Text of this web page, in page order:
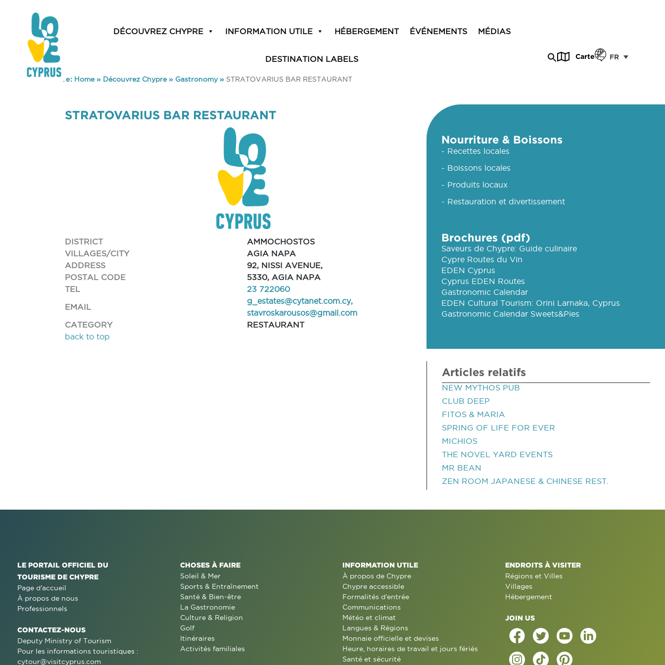
DÉCOUVREZ CHYPRE INFORMATION UTILE HÉBERGEMENT ÉVÉNEMENTS MÉDIAS
DESTINATION LABELS Carte FR
You are here: Home» Découvrez Chypre» Gastronomy» STRATOVARIUS BAR RESTAURANT
STRATOVARIUS BAR RESTAURANT
DISTRICT
AMMOCHOSTOS
VILLAGES/CITY
AGIA NAPA
ADDRESS
92, NISSI AVENUE,
POSTAL CODE
5330, AGIA NAPA
TEL
23 722060
EMAIL
g_estates@cytanet.com.cy,
stavroskarousos@gmail.com
CATEGORY
RESTAURANT
back to top
Nourriture & Boissons
- Recettes locales
- Boissons locales
- Produits locaux
- Restauration et divertissement
Brochures (pdf)
Saveurs de Chypre: Guide culinaire
Cypre Routes du Vin
EDEN Cyprus
Cyprus EDEN Routes
Gastronomic Calendar
EDEN Cultural Tourism: Orini Larnaka, Cyprus
Gastronomic Calendar Sweets&Pies
Articles relatifs
NEW MYTHOS PUB
CLUB DEEP
FITOS & MARIA
SPRING OF LIFE FOR EVER
MICHIOS
THE NOVEL YARD EVENTS
MR BEAN
ZEN ROOM JAPANESE & CHINESE REST.
LE PORTAIL OFFICIEL DU
TOURISME DE CHYPRE
Page d'accueil
À propos de nous
Professionnels
CONTACTEZ-NOUS
Deputy Ministry of Tourism
Pour les informations touristiques :
cytour@visitcyprus.com
CHOSES À FAIRE
Soleil & Mer
Sports & Entraînement
Santé & Bien-être
La Gastronomie
Culture & Religion
Golf
Itinéraires
Activités familiales
INFORMATION UTILE
À propos de Chypre
Chypre accessible
Formalités d'entrée
Communications
Météo et climat
Langues & Régions
Monnaie officielle et devises
Heure, horaires de travail et jours fériés
Santé et sécurité
ENDROITS À VISITER
Régions et Villes
Villages
Hébergement
JOIN US